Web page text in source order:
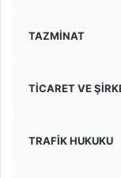
TAZMİNAT
TİCARET VE
TRAFİK HUKUKU